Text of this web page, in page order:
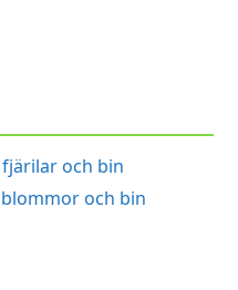
och bin
och bin